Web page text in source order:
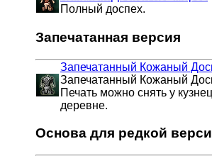
Полный доспех.
Запечатанная версия
Запечатанный Кожаный
Запечатанный Кожаный
Печать можно снять у
деревне.
Основа для редкой